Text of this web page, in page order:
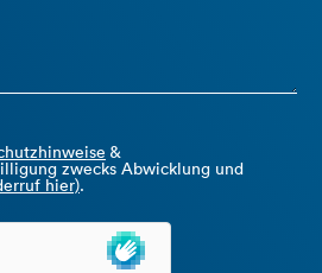
&
zwecks Abwicklung und
hier).